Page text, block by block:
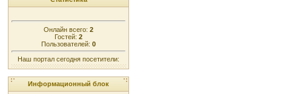
Онлайн всего: 2
Гостей: 2
Пользователей: 0
Наш портал сегодня посетители:
Информационный блок